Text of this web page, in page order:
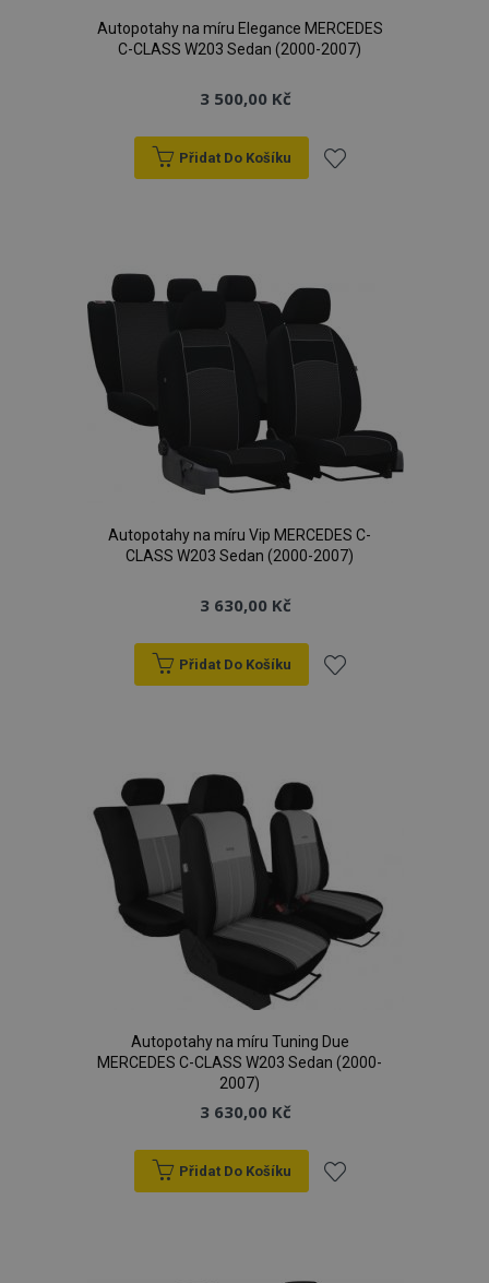
Autopotahy na míru Elegance MERCEDES
C-CLASS W203 Sedan (2000-2007)
3 500,00 Kč
Přidat Do Košíku
oblíbeným
Autopotahy na míru Vip MERCEDES C-
CLASS W203 Sedan (2000-2007)
3 630,00 Kč
Přidat Do Košíku
Autopotahy na míru Tuning Due
MERCEDES C-CLASS W203 Sedan (2000-
2007)
3 630,00 Kč
Přidat Do Košíku